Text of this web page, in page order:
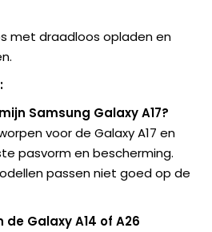
met draadloos opladen en
Samsung Galaxy A17?
voor de Galaxy A17 en
pasvorm en bescherming.
passen niet goed op de
Galaxy A14 of A26